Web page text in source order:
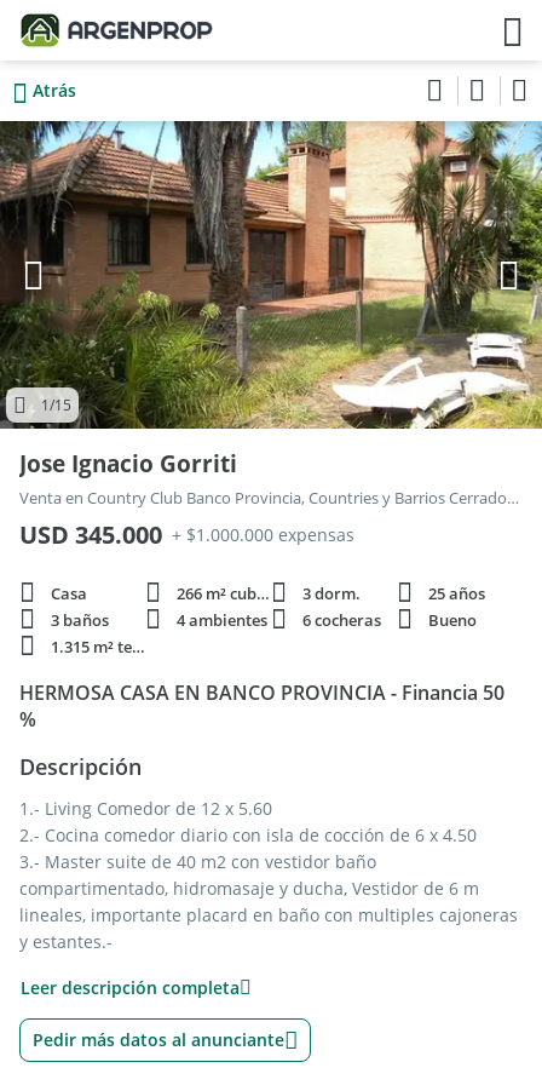
Atrás
1/15
Jose Ignacio Gorriti
Venta en Country Club Banco Provincia, Countries y Barrios Cerrados en Moreno
USD 345.000 + $1.000.000 expensas
Casa 266 m² cubie. 3 dorm.
25 años
3 baños
4 ambientes 6 cocheras
Bueno
1.315 m² terren.
HERMOSA CASA EN BANCO PROVINCIA - Financia 50
%
Descripción
1.- Living Comedor de 12 x 5.60
2.- Cocina comedor diario con isla de cocción de 6 x 4.50
3.- Master suite de 40 m2 con vestidor baño
compartimentado, hidromasaje y ducha, Vestidor de 6 m
lineales, importante placard en baño con multiples cajoneras
y estantes.-
de cedro y multiples cajoneras en ambos.-
5.- Pileta con espejo de agua de 10 x 5 y 2.10 de profundidad,
totalmente revestida.-
Leer descripción completa
Pedir más datos al anunciante